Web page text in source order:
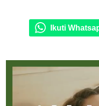
Ikuti